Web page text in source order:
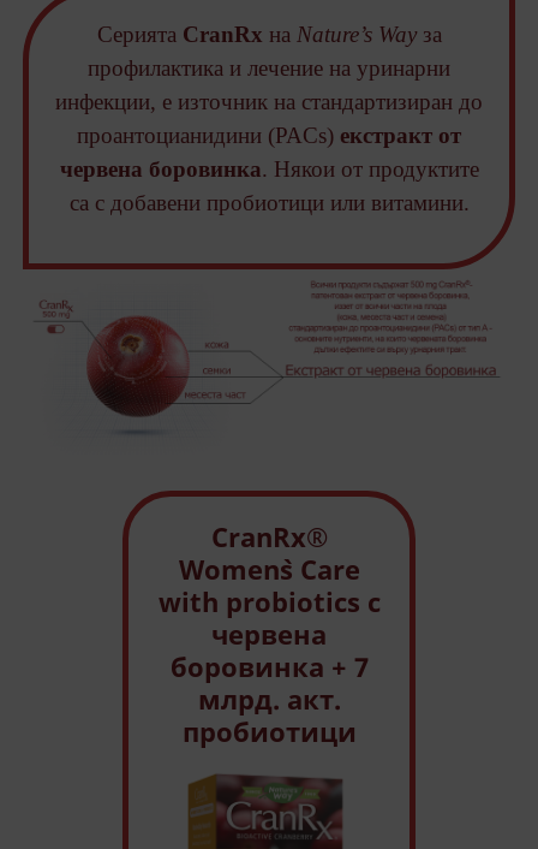
Серията CranRx на Nature’s Wayза
профилактика и лечение на уринарни
инфекции, е източник на стандартизиран до
проантоцианидини (PACs) екстракт от
червена боровинка. Някои от продуктите
са с добавени пробиотици или витамини.
CranRx®
Women`s Care
with probiotics с
червена
боровинка + 7
млрд. акт.
пробиотици